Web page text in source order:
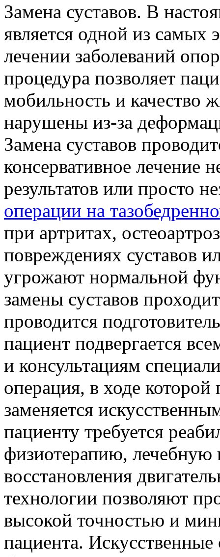
Зaмeнa сустaвoв. В
является одной из самых
лечении заболеваний
процедура позволяет
мобильность и качество
нарушены из-за
Замена суставов
консервативное лечение
результатов или просто
операции на
при артритах,
повреждениях суставов
угрожают нормальной
замены суставов
проводится
пациент подвергается
и консультациям
операция, в ходе
заменяется
пациенту требуется
физиотерапию, лечебную
восстановления
технологии позволяют
высокой точностью и
пациента. Искусственные